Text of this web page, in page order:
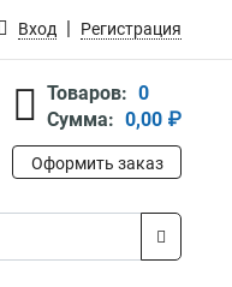
Вход Регистрация
Товаров: 0
Сумма: 0,00 ₽
Оформить заказ